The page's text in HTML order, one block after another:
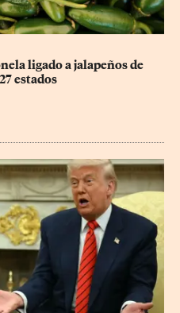
ligado a jalapeños de
estados